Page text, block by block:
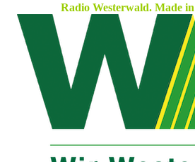
Radio Westerwald. Made